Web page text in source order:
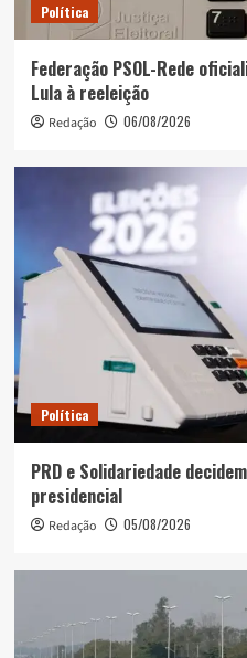
Política
Federação PSOL-Rede
Lula à reeleição
Redação 06/08/2026
Política
PRD e Solidariedade
presidencial
Redação 05/08/2026